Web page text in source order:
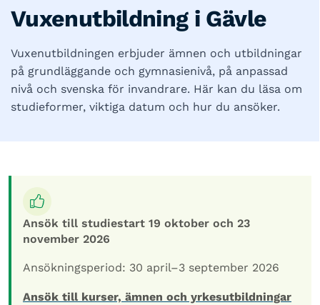
Vuxenutbildning i Gävle
Vuxenutbildningen erbjuder ämnen och utbildningar
på grundläggande och gymnasienivå, på anpassad
nivå och svenska för invandrare. Här kan du läsa om
studieformer, viktiga datum och hur du ansöker.
Ansök till studiestart 19 oktober och 23
november 2026
Ansökningsperiod: 30 april–3 september 2026
Ansök till kurser, ämnen och yrkesutbildningar